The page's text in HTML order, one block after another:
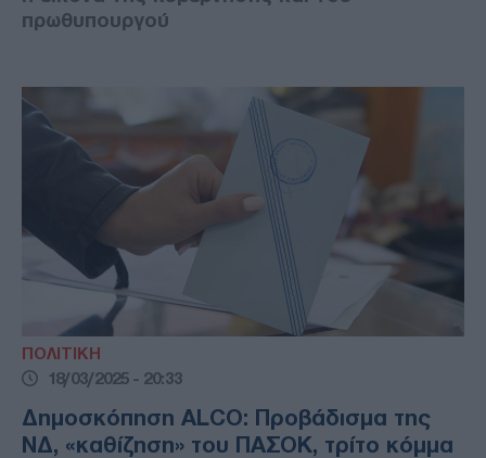
πρωθυπουργού
ΠΟΛΙΤΙΚΗ
18/03/2025 - 20:33
Δημοσκόπηση ALCO: Προβάδισμα της
ΝΔ, «καθίζηση» του ΠΑΣΟΚ, τρίτο κόμμα